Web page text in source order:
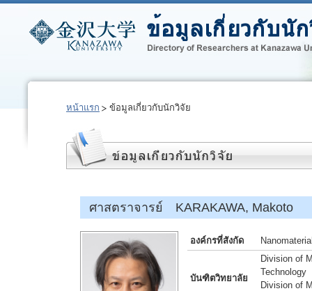
หน้าแรก ข้อมูลเกี่ยวกับนักวิจัย
ศาสตราจารย์ KARAKAWA, Makoto
องค์กรที่สังกัด
บันฑิตวิทยาลัย
Division of
Technology
Division of